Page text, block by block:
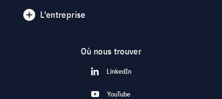
L'entreprise
Où nous trouver
LinkedIn
YouTube